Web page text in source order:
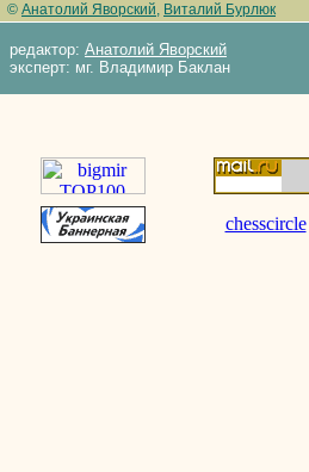
© Анатолий Яворский, Виталий Бурлюк
редактор: Анатолий Яворский
эксперт: мг. Владимир Баклан
chesscircle